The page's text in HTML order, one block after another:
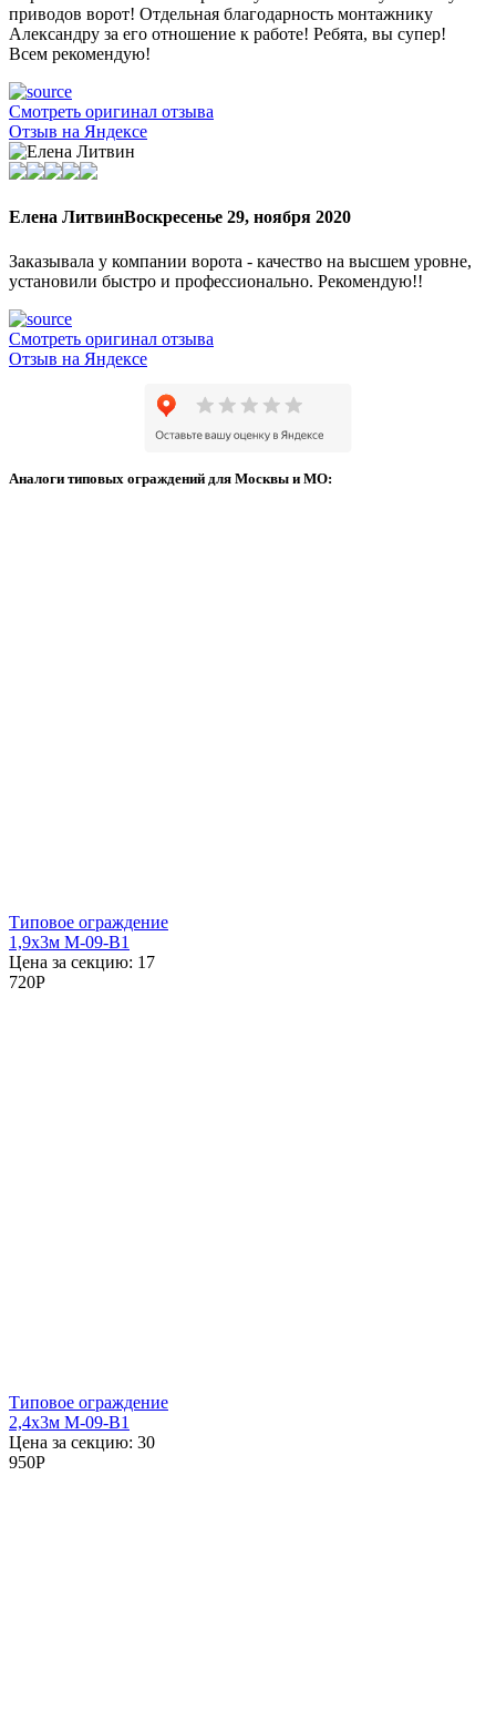
приводов ворот! Отдельная благодарность монтажнику
Александру за его отношение к работе! Ребята, вы супер!
Всем рекомендую!
Смотреть оригинал отзыва
Отзыв на Яндексе
Елена ЛитвинВоскресенье 29, ноября 2020
Заказывала у компании ворота - качество на высшем уровне,
установили быстро и профессионально. Рекомендую!!
Смотреть оригинал отзыва
Отзыв на Яндексе
Аналоги типовых ограждений для Москвы и МО:
Типовое ограждение
1,9x3м М-09-В1
Цена за секцию: 17
720P
Типовое ограждение
2,4x3м М-09-В1
Цена за секцию: 30
950P